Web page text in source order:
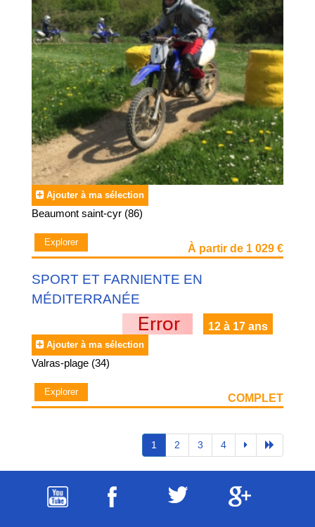
Ajouter à ma sélection
Beaumont saint-cyr (86)
Explorer
À partir de 1 029 €
SPORT ET FARNIENTE EN
MÉDITERRANÉE
12 à 17 ans
Ajouter à ma sélection
Valras-plage (34)
Explorer
COMPLET
1 2 3 4